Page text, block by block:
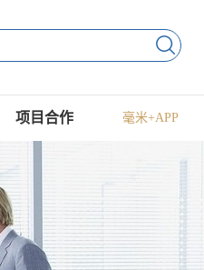
项目合作 毫米+APP